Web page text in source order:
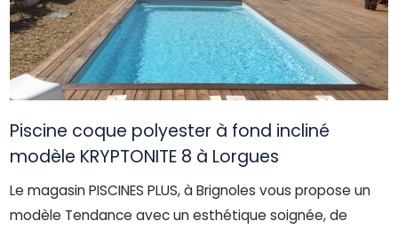
Piscine coque polyester à fond incliné
modèle KRYPTONITE 8 à Lorgues
Le magasin PISCINES PLUS, à Brignoles vous propose un
modèle Tendance avec un esthétique soignée, de